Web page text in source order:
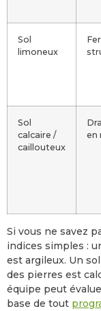
Sol
limoneux
Sol
calcaire /
caillouteux
en
Si vous ne savez
indices simples :
est argileux. Un
des pierres est
équipe peut
base de tout